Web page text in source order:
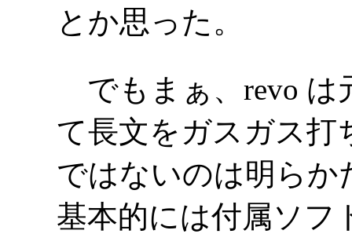
とか思った。
でもまぁ、revo は
て長文をガスガス打
ではないのは明らか
基本的には付属ソフ